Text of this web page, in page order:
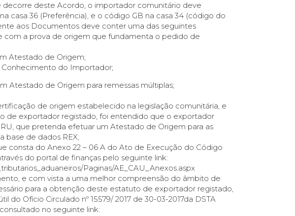
decorre deste Acordo, o importador comunitário deve
casa 36 (Preferência), e o código GB na casa 34 (código do
aos Documentos deve conter uma das seguintes
com a prova de origem que fundamenta o pedido de
Atestado de Origem;
Conhecimento do Importador;
Atestado de Origem para remessas múltiplas;
de origem estabelecido na legislação comunitária, e
de exportador registado, foi entendido que o exportador
que pretenda efetuar um Atestado de Origem para as
base de dados REX;
consta do Anexo 22 – 06 A do Ato de Execução do Código
do portal de finanças pelo seguinte link:
Paginas/AE_CAU_Anexos.aspx
e com vista a uma melhor compreensão do âmbito de
para a obtenção deste estatuto de exportador registado,
Ofício Circulado nº 15579/ 2017 de 30-03-2017da DSTA
no seguinte link: